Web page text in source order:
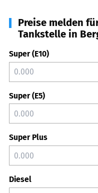
Preise melden
Tankstelle in
Super (E10)
Super (E5)
Super Plus
Diesel